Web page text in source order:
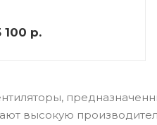
100 р.
высокую